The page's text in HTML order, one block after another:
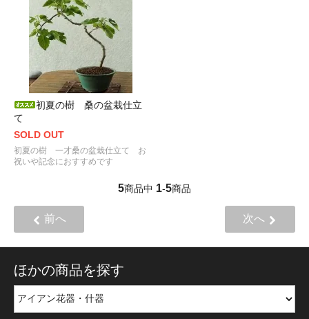
初夏の樹 桑の盆栽仕立
て
SOLD OUT
初夏の樹 一才桑の盆栽仕立て お
祝いや記念におすすめです
5商品中 1-5商品
前へ 次へ
ほかの商品を探す